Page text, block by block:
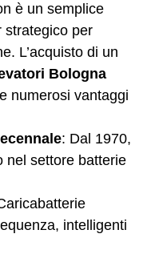
è un semplice
strategico per
L’acquisto di un
Bologna
numerosi vantaggi
: Dal 1970,
nel settore batterie
intelligenti